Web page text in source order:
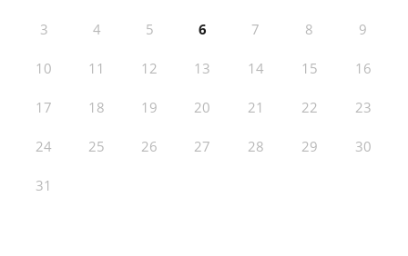
3 4 5 6 7 8 9
10 11 12 13 14 15 16
17 18 19 20 21 22 23
24 25 26 27 28 29 30
31